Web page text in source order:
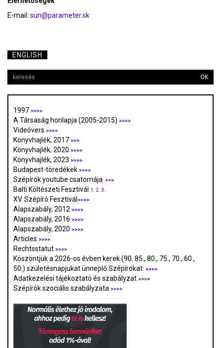
E-mail: sun@parameter.sk
ENGLISH
OK
1997 >>>>
A Társaság honlapja (2005-2015) >>>>
Videóvers >>>>
Könyvhajlék, 2017 >>>
Könyvhajlék, 2020 >>>>
Könyvhajlék, 2023 >>>>
Budapest-töredékek >>>>
Szépírók youtube csatornája >>>
Balti Költészeti Fesztivál 1. 2. 3.
XV. Szépíró Fesztivál >>>>
Alapszabály, 2012 >>>>
Alapszabály, 2016 >>>>
Alapszabály, 2020 >>>>
Articles >>>>
Rechtsstatut >>>>
Köszöntjük a 2026-os évben kerek (90. 85., 80., 75., 70., 60.,
50.) születésnapjukat ünneplő Szépírókat
>>>>
Adatkezelési tájékoztató és szabályzat >>>>
Szépírók szociális szabályzata >>>>